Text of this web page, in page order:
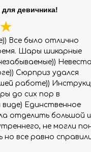
Все было отлично
Шары шикарные
Невеста
Сюрприз удался
работе))
до сих пор в
Единственное
отделить большой
не могли
но все равно
девичника!